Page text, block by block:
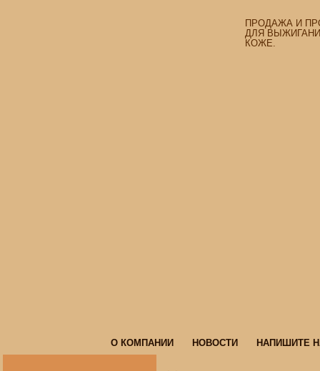
ПРОДАЖА И
ДЛЯ
КОЖЕ.
О КОМПАНИИ
НОВОСТИ
НАПИШИТЕ